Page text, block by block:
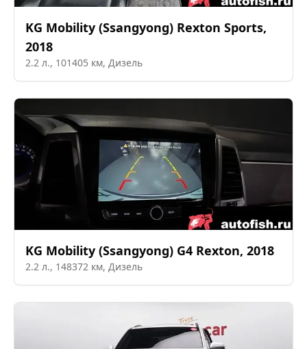
KG Mobility (Ssangyong) Rexton Sports,
2018
2.2 л., 101405 км, Дизель
KG Mobility (Ssangyong) G4 Rexton, 2018
2.2 л., 148372 км, Дизель